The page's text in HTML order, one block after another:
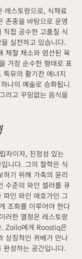
스토랑으로, 식재료
중을 바탕으로 운영
접 공수한 고품질 식
실천하고 있습니다.
제철 채소와 엄선된 육
가장 순수한 형태로 표
유의 활기찬 에너지
나의 예술로 승화됩니
고 꾸밈없는 음식을
이자, 진정성 있는
니다. 그의 철학은 식
기 위해 가축의 윤리
수준의 와인 셀러를 큐
인 와인 애호가인 그
조화를 이루어야 한다
러한 열정은 레스토랑
Zoilo에게 Roostiq은
상징적인 퀴베가 만나
성하는 공간입니다.